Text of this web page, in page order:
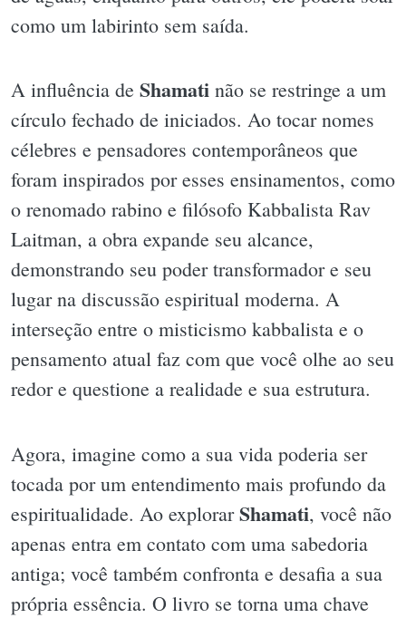
como um labirinto sem saída.
A influência de Shamati não se restringe a um
círculo fechado de iniciados. Ao tocar nomes
célebres e pensadores contemporâneos que
foram inspirados por esses ensinamentos, como
o renomado rabino e filósofo Kabbalista Rav
Laitman, a obra expande seu alcance,
demonstrando seu poder transformador e seu
lugar na discussão espiritual moderna. A
interseção entre o misticismo kabbalista e o
pensamento atual faz com que você olhe ao seu
redor e questione a realidade e sua estrutura.
Agora, imagine como a sua vida poderia ser
tocada por um entendimento mais profundo da
espiritualidade. Ao explorarShamati, você não
apenas entra em contato com uma sabedoria
antiga; você também confronta e desafia a sua
própria essência. O livro se torna uma chave